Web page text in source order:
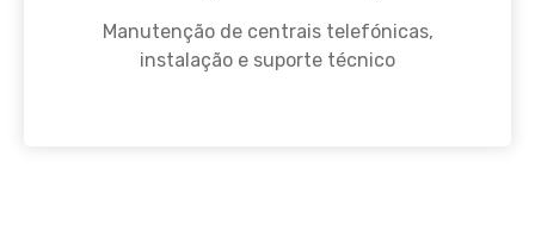
Manutenção de centrais telefónicas,
instalação e suporte técnico